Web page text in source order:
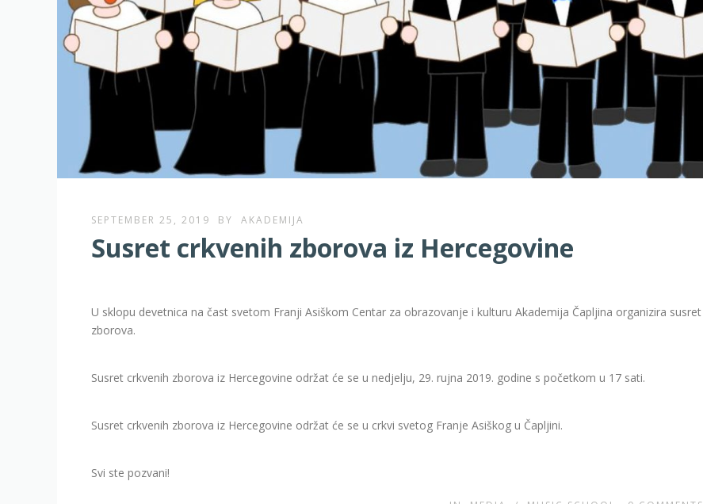
SEPTEMBER 25, 2019 BY AKADEMIJA
Susret crkvenih zborova iz Hercegovine
U sklopu devetnica na čast svetom Franji Asiškom Centar za obrazovanje i kulturu Akademija Čapljina organizira susret
zborova.
Susret crkvenih zborova iz Hercegovine održat će se u nedjelju, 29. rujna 2019. godine s početkom u 17 sati.
Susret crkvenih zborova iz Hercegovine održat će se u crkvi svetog Franje Asiškog u Čapljini.
Svi ste pozvani!